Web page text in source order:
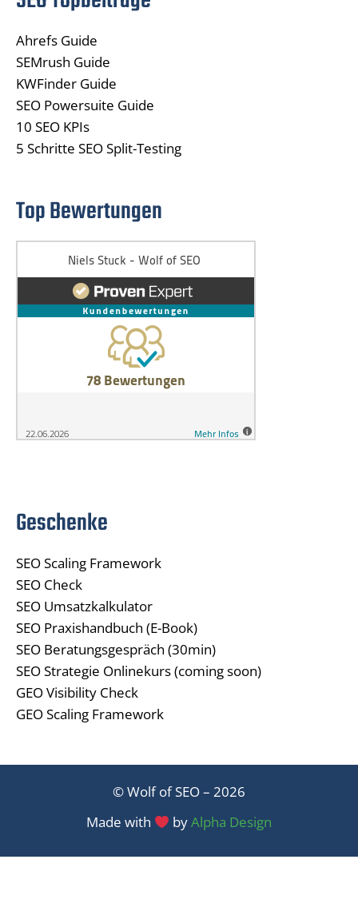
Ahrefs Guide
SEMrush Guide
KWFinder Guide
SEO Powersuite Guide
10 SEO KPIs
5 Schritte SEO Split-Testing
Top Bewertungen
Geschenke
SEO Scaling Framework
SEO Check
SEO Umsatzkalkulator
SEO Praxishandbuch (E-Book)
SEO Beratungsgespräch (30min)
SEO Strategie Onlinekurs (coming soon)
GEO Visibility Check
GEO Scaling Framework
© Wolf of SEO – 2026
Made with
byAlpha Design